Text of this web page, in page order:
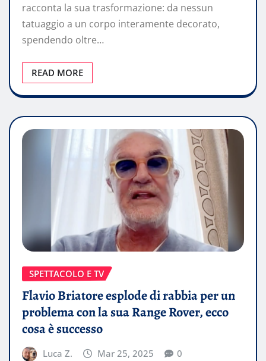
racconta la sua trasformazione: da nessun
tatuaggio a un corpo interamente decorato,
spendendo oltre…
READ MORE
SPETTACOLO E TV
Flavio Briatore esplode di rabbia per un
problema con la sua Range Rover, ecco
cosa è successo
Luca Z. Mar 25, 2025 0